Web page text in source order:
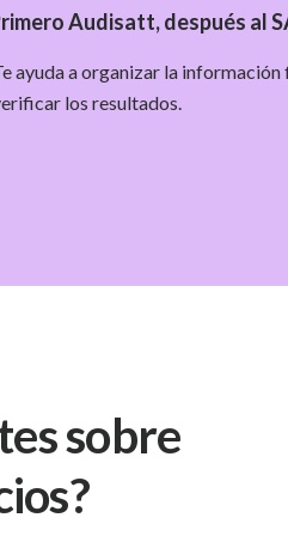
Audisatt, después al
ayuda a organizar la
los resultados.
sobre